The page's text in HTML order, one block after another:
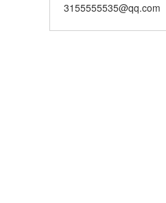
3155555535@qq.com